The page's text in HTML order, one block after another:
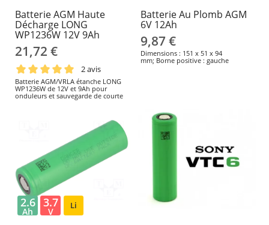
Batterie AGM Haute
Décharge LONG
WP1236W 12V 9Ah
21,72 €
2 avis
Batterie AGM/VRLA étanche LONG
WP1236W de 12V et 9Ah pour
onduleurs et sauvegarde de courte
durée compatibles. Puissance haute
Batterie Au Plomb AGM
6V 12Ah
9,87 €
Dimensions : 151 x 51 x 94
mm; Borne positive : gauche
2.6
Ah
3.7
V
Li